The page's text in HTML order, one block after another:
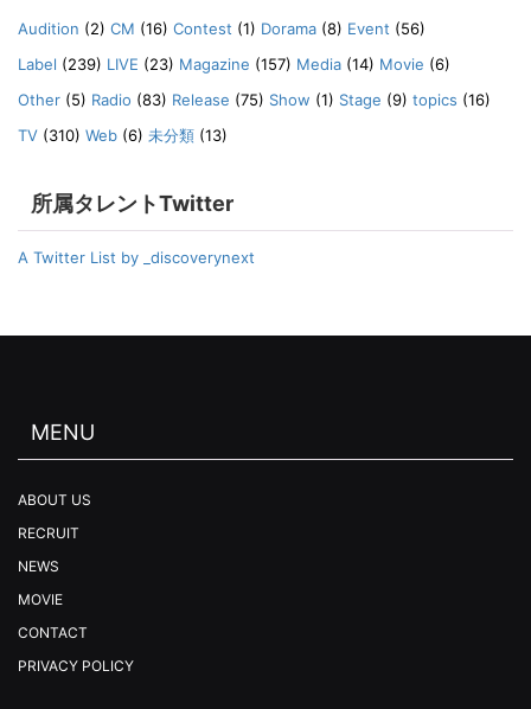
Audition (2) CM (16) Contest (1) Dorama (8) Event (56)
Label (239) LIVE (23) Magazine (157) Media (14) Movie (6)
Other (5) Radio (83) Release (75) Show (1) Stage (9) topics (16)
TV (310) Web (6) 未分類 (13)
所属タレントTwitter
A Twitter List by _discoverynext
MENU
ABOUT US
RECRUIT
NEWS
MOVIE
CONTACT
PRIVACY POLICY